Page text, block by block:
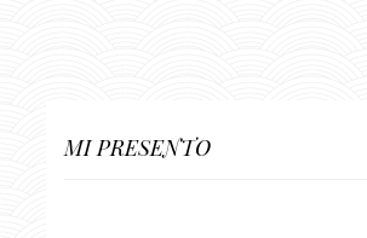
MI PRESENTO